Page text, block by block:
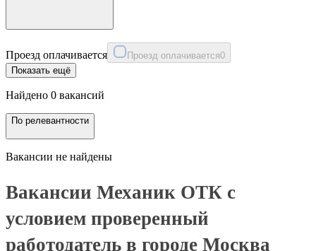
Проезд оплачивается Проезд оплачивается0
Показать ещё
Найдено 0 вакансий
По релевантности
Вакансии не найдены
Вакансии Механик ОТК с
условием проверенный
работодатель в городе Москва